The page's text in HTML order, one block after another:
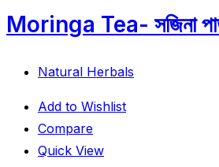
Moringa Tea- সজিনা
Natural Herbals
Add to Wishlist
Compare
Quick View